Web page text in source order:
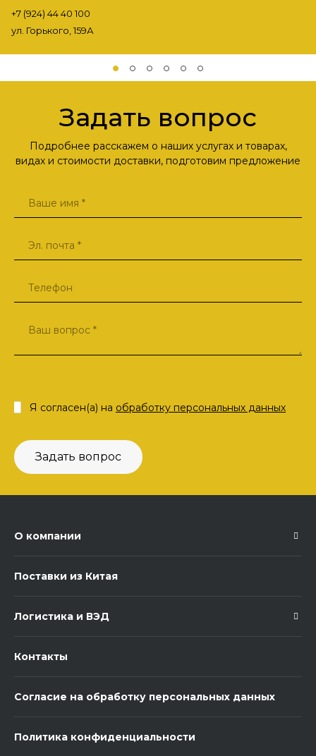
+7 (924) 44 40 100
ул. Горького, 159А
Задать вопрос
Подробнее расскажем о наших услугах и товарах,
видах и стоимости доставки, подготовим предложение
Задать вопрос
Я согласен(а) на обработку персональных данных
О компании
Поставки из Китая
Логистика и ВЭД
Контакты
Согласие на обработку персональных данных
Политика конфиденциальности